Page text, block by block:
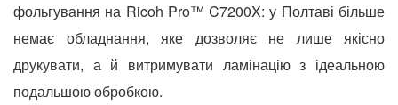
фольгування на Ricoh Pro™ C7200X: у Полтаві більше
немає обладнання, яке дозволяє не лише якісно
друкувати, а й витримувати ламінацію з ідеальною
подальшою обробкою.